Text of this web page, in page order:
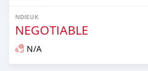
NDIEUK
NEGOTIABLE
N/A